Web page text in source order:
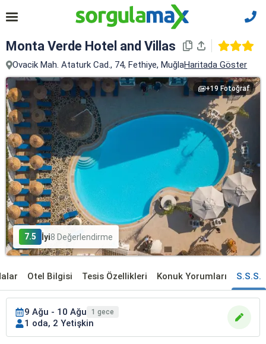
Monta Verde Hotel and Villas
Ovacik Mah. Ataturk Cad., 74, Fethiye, MuğlaHaritada Göster
7.5 İyi8 Değerlendirme
+19 Fotoğraf
Otel Bilgisi Tesis Özellikleri Konuk Yorumları S.S.S.
9 Ağu - 10 Ağu 1 gece
1 oda, 2 Yetişkin